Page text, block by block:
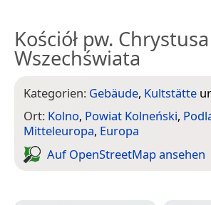
Kościół pw.
Wszechświata
Kategorien: Gebäude, Kultstätte
Ort: Kolno, Powiat Kolneński,
Mitteleuropa, Europa
Auf Open­Street­Map ansehen